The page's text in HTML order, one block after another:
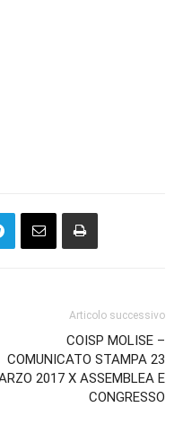
Articolo successivo
COISP MOLISE –
COMUNICATO STAMPA 23
2017 X ASSEMBLEA E
CONGRESSO